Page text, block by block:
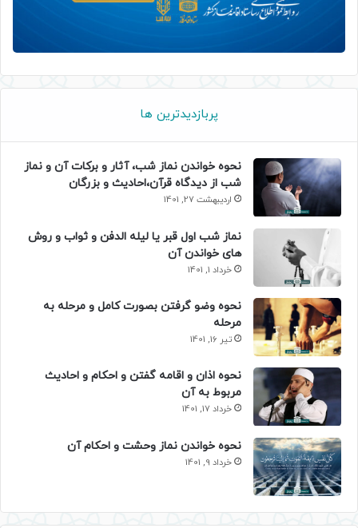
پربازدیدترین ها
نحوه خواندن نماز شب، آثار و برکات آن و نماز
شب از دیدگاه قرآن،احادیث و بزرگان
اردیبهشت 27, 1401
نماز شب اول قبر یا لیله الدفن و ثواب و روش
های خواندن آن
خرداد 1, 1401
نحوه وضو گرفتن بصورت کامل و مرحله به
مرحله
تیر 16, 1401
نحوه اذان و اقامه گفتن و احکام و احادیث
مربوط به آن
خرداد 17, 1401
نحوه خواندن نماز وحشت و احکام آن
خرداد 9, 1401